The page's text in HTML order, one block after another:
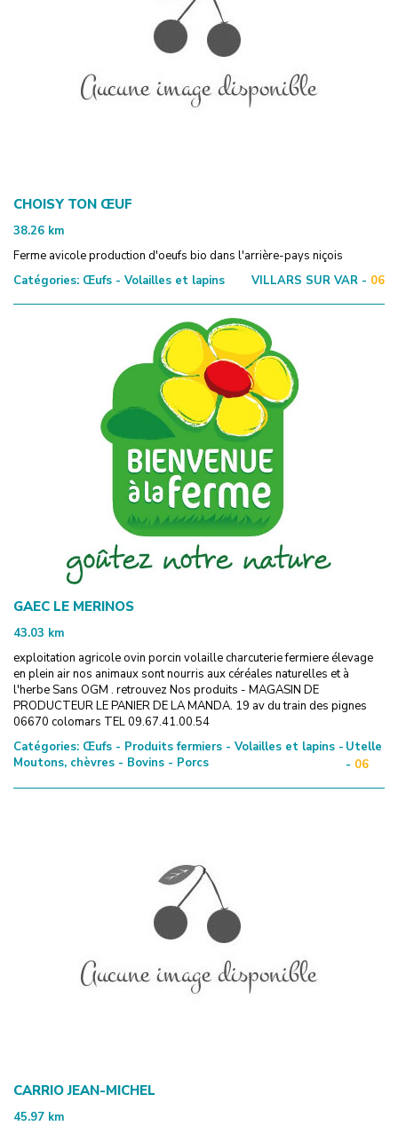
CHOISY TON ŒUF
38.26 km
Ferme avicole production d'oeufs bio dans l'arrière-pays niçois
Catégories: Œufs - Volailles et lapins VILLARS SUR VAR - 06
GAEC LE MERINOS
43.03 km
exploitation agricole ovin porcin volaille charcuterie fermiere élevage
en plein air nos animaux sont nourris aux céréales naturelles et à
l'herbe Sans OGM . retrouvez Nos produits - MAGASIN DE
PRODUCTEUR LE PANIER DE LA MANDA. 19 av du train des pignes
06670 colomars TEL 09.67.41.00.54
Catégories: Œufs - Produits fermiers - Volailles et lapins -
Moutons, chèvres - Bovins - Porcs
Utelle
- 06
CARRIO JEAN-MICHEL
45.97 km